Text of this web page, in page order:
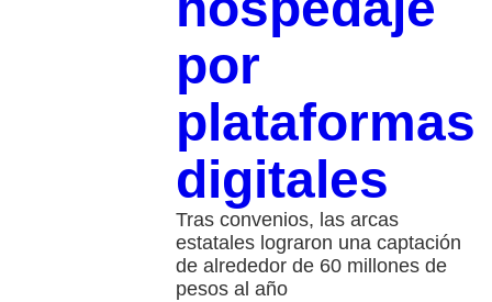
por
plataformas
digitales
Tras convenios, las arcas
estatales lograron una captación
de alrededor de 60 millones de
pesos al año